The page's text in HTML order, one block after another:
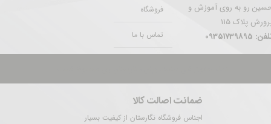
ضمانت اصالت کالا
اجناس فروشگاه نگارستان از کیفیت بسیار
رو به روی آموزش و
پلاک 115
09351739895
فروشگاه
تماس با ما